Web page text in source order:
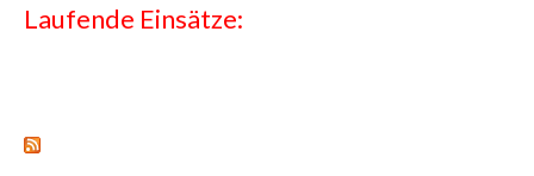
Laufende Einsätze: